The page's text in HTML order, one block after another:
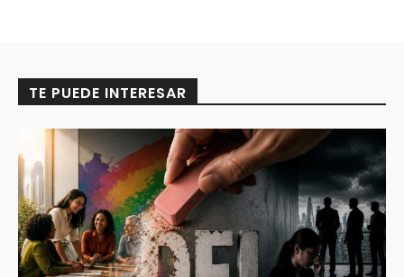
TE PUEDE INTERESAR